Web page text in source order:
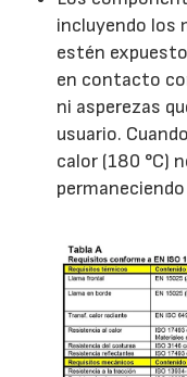
incluyendo los
estén
en contacto
ni asperezas
usuario.
calor (180 °C)